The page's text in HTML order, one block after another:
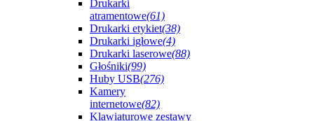
Drukarki
atramentowe(61)
Drukarki etykiet(38)
Drukarki igłowe(4)
Drukarki laserowe(88)
Głośniki(99)
Huby USB(276)
Kamery
internetowe(82)
Klawiaturowe zestawy